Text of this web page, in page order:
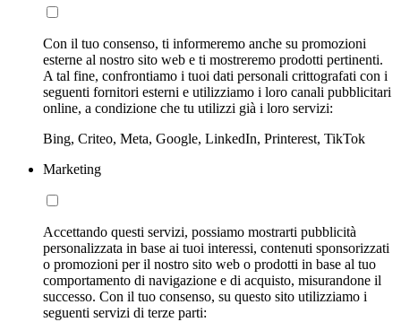
Con il tuo consenso, ti informeremo anche su promozioni
esterne al nostro sito web e ti mostreremo prodotti pertinenti.
A tal fine, confrontiamo i tuoi dati personali crittografati con i
seguenti fornitori esterni e utilizziamo i loro canali pubblicitari
online, a condizione che tu utilizzi già i loro servizi:
Bing, Criteo, Meta, Google, LinkedIn, Printerest, TikTok
Marketing
Accettando questi servizi, possiamo mostrarti pubblicità
personalizzata in base ai tuoi interessi, contenuti sponsorizzati
o promozioni per il nostro sito web o prodotti in base al tuo
comportamento di navigazione e di acquisto, misurandone il
successo. Con il tuo consenso, su questo sito utilizziamo i
seguenti servizi di terze parti: